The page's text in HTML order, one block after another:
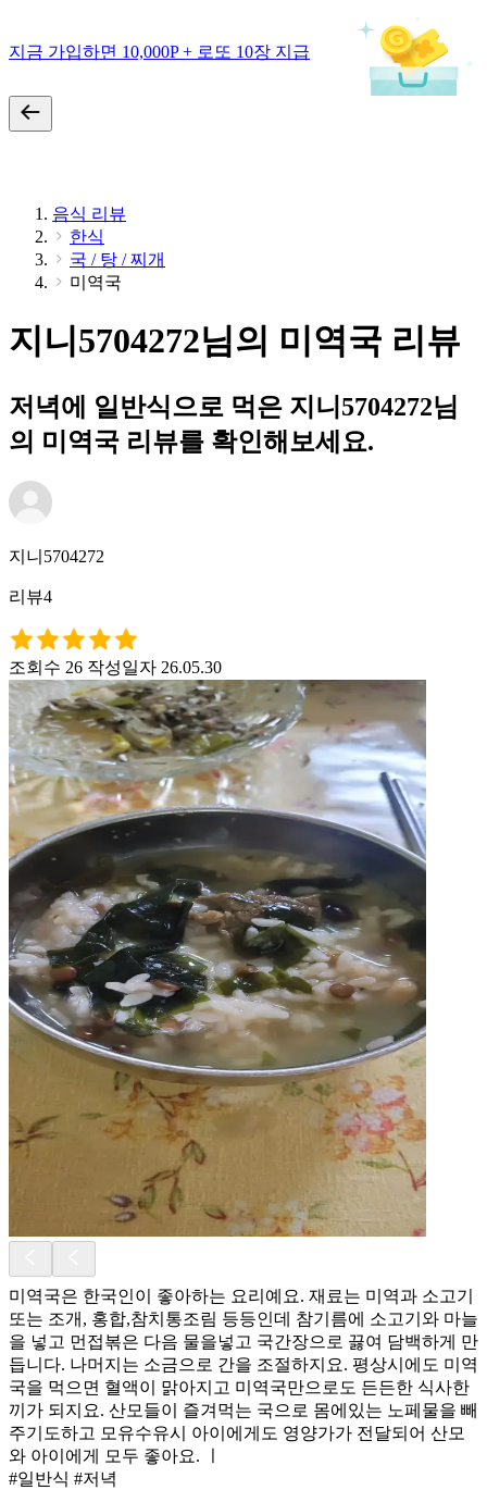
지금 가입하면 10,000P + 로또 10장 지급
음식 리뷰
한식
국 / 탕 / 찌개
미역국
지니5704272님의 미역국 리뷰
저녁에 일반식으로 먹은 지니5704272님
의 미역국 리뷰를 확인해보세요.
지니5704272
리뷰4
조회수 26 작성일자 26.05.30
미역국은 한국인이 좋아하는 요리예요. 재료는 미역과 소고기
또는 조개, 홍합,참치통조림 등등인데 참기름에 소고기와 마늘
을 넣고 먼접볶은 다음 물을넣고 국간장으로 끓여 담백하게 만
듭니다. 나머지는 소금으로 간을 조절하지요. 평상시에도 미역
국을 먹으면 혈액이 맑아지고 미역국만으로도 든든한 식사한
끼가 되지요. 산모들이 즐겨먹는 국으로 몸에있는 노페물을 빼
주기도하고 모유수유시 아이에게도 영양가가 전달되어 산모
와 아이에게 모두 좋아요. ㅣ
#일반식 #저녁